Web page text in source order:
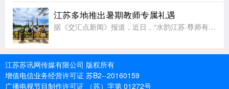
江苏多地推出暑期教师专属礼遇
据《交汇点新闻》报道，近日，“水韵江苏·尊师有约”全省尊师惠师活动正式拉开帷幕，南通、无锡、苏州同步推出覆盖文旅游览、餐饮住宿、消费购物、教师研修、健康服务等多领域的暑期专属优待政策，面向全国持有教师
江苏苏讯网传媒有限公司 版权所有
增值电信业务经营许可证 苏B2--20160159
广播电视节目制作许可证 （苏）字第 01272号